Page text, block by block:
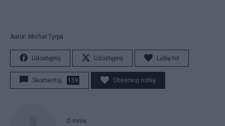
Autor: Michał Tyrpa
Udostępnij Udostępnij Lubię to!
Skomentuj 159 Obserwuj notkę
O mnie